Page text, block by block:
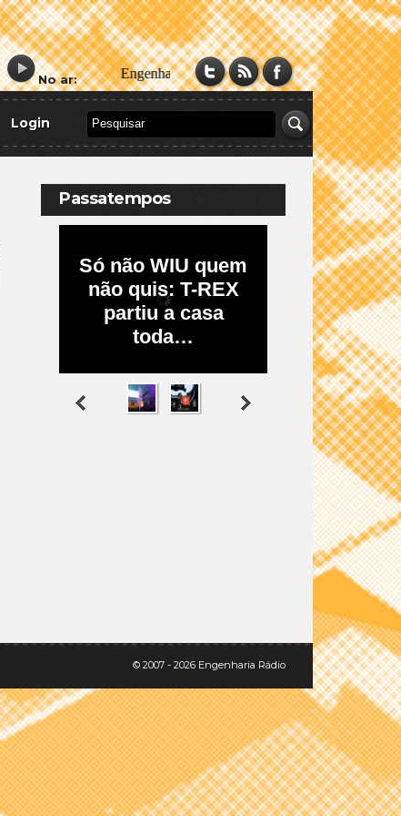
No ar:
Login
Passatempos
© 2007 - 2026 Engenharia Rádio